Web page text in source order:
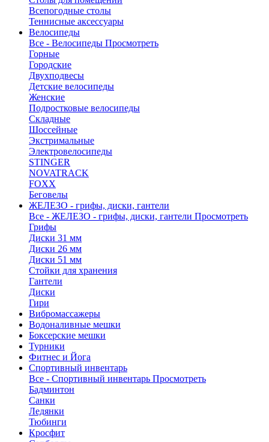
Всепогодные столы
Теннисные аксессуары
Велосипеды
Все - Велосипеды Просмотреть
Горные
Городские
Двухподвесы
Детские велосипеды
Женские
Подростковые велосипеды
Складные
Шоссейные
Экстримальные
Электровелосипеды
STINGER
NOVATRACK
FOXX
Беговелы
ЖЕЛЕЗО - грифы, диски, гантели
Все - ЖЕЛЕЗО - грифы, диски, гантели Просмотреть
Грифы
Диски 31 мм
Диски 26 мм
Диски 51 мм
Стойки для хранения
Гантели
Диски
Гири
Вибромассажеры
Водоналивные мешки
Боксерские мешки
Турники
Фитнес и Йога
Спортивный инвентарь
Все - Спортивный инвентарь Просмотреть
Бадминтон
Санки
Ледянки
Тюбинги
Кросфит